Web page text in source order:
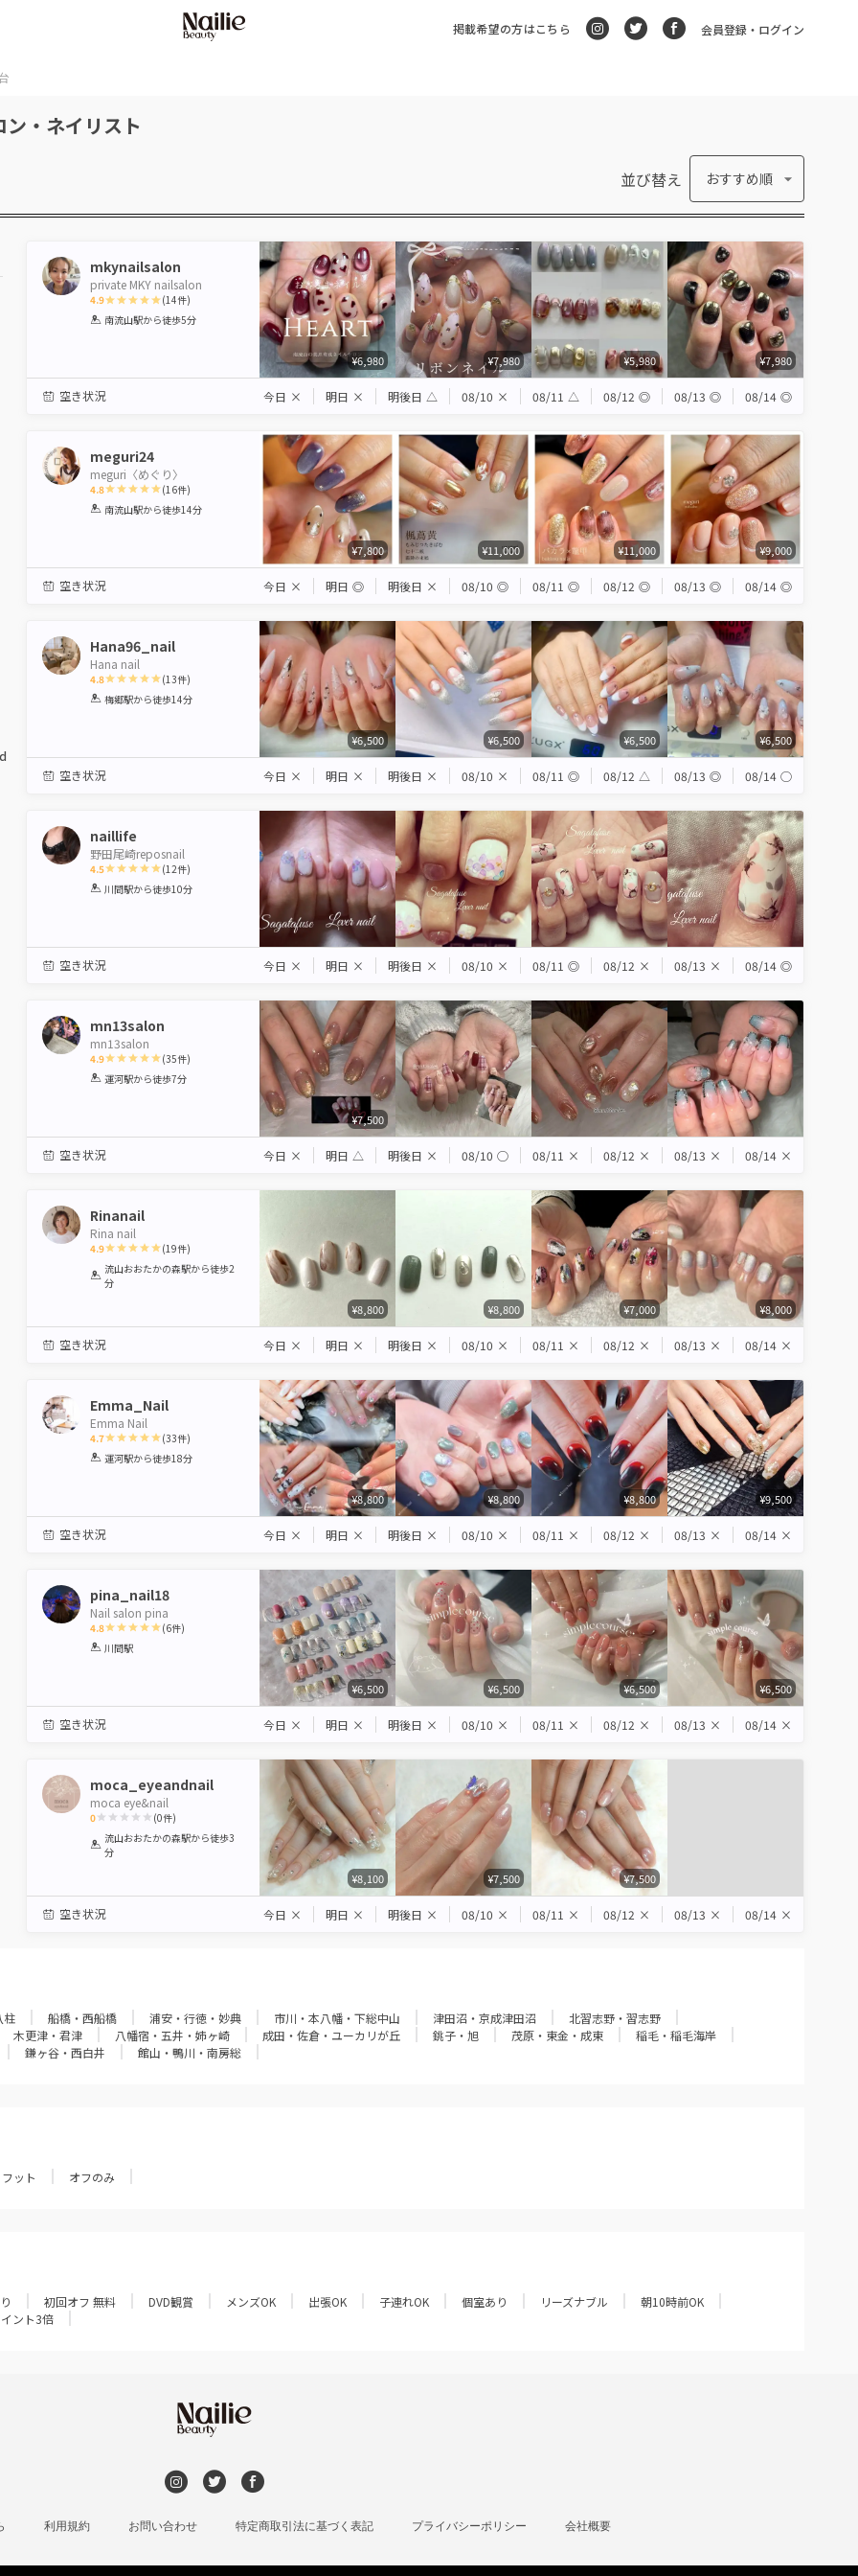
掲載希望の方はこちら 会員登録・ログイン
・ネイリスト
並び替え おすすめ順
mkynailsalon
private MKY nailsalon
4.9
1 2 3 4 5
(14件)
南流山駅から徒歩5分
¥6,980 ¥7,980 ¥5,980 ¥7,980
空き状況 今日 × 明日 × 明後日 △ 08/10 × 08/11 △ 08/12 ◎ 08/13 ◎ 08/14 ◎
meguri24
meguri〈めぐり〉
4.8
1 2 3 4 5
(16件)
南流山駅から徒歩14分
¥7,800 ¥11,000 ¥11,000 ¥9,000
空き状況 今日 × 明日 ◎ 明後日 × 08/10 ◎ 08/11 ◎ 08/12 ◎ 08/13 ◎ 08/14 ◎
Hana96_nail
Hana nail
4.8
1 2 3 4 5
(13件)
梅郷駅から徒歩14分
¥6,500 ¥6,500 ¥6,500 ¥6,500
空き状況 今日 × 明日 × 明後日 × 08/10 × 08/11 ◎ 08/12 △ 08/13 ◎ 08/14 ◯
naillife
野田尾崎reposnail
4.5
1 2 3 4 5
(12件)
川間駅から徒歩10分
空き状況 今日 × 明日 × 明後日 × 08/10 × 08/11 ◎ 08/12 × 08/13 × 08/14 ◎
mn13salon
mn13salon
4.9
1 2 3 4 5
(35件)
運河駅から徒歩7分
¥7,500
空き状況 今日 × 明日 △ 明後日 × 08/10 ◯ 08/11 × 08/12 × 08/13 × 08/14 ×
Rinanail
Rina nail
4.9
1
Star
2 3 4 5
(19件)
流山おおたかの森駅から徒歩2
分
¥8,800 ¥8,800 ¥7,000 ¥8,000
空き状況 今日 × 明日 × 明後日 × 08/10 × 08/11 × 08/12 × 08/13 × 08/14 ×
Emma_Nail
Emma Nail
4.7
1 2 3 4 5
(33件)
運河駅から徒歩18分
¥8,800 ¥8,800 ¥8,800 ¥9,500
空き状況 今日 × 明日 × 明後日 × 08/10 × 08/11 × 08/12 × 08/13 × 08/14 ×
pina_nail18
Nail salon pina
4.8
1 2 3
(6件)
川間駅
¥6,500 ¥6,500 ¥6,500 ¥6,500
空き状況 今日 × 明日 × 明後日 × 08/10 × 08/11 × 08/12 × 08/13 × 08/14 ×
moca_eyeandnail
moca eye&nail
0
1
Star
2
Stars
3 4 5
(0件)
流山おおたかの森駅から徒歩3
分
¥8,100 ¥7,500 ¥7,500
空き状況 今日 × 明日 × 明後日 × 08/10 × 08/11 × 08/12 × 08/13 × 08/14 ×
柱 船橋・西船橋 浦安・行徳・妙典 市川・本八幡・下総中山 津田沼・京成津田沼
北習志野・習志野
木更津・君津 八幡宿・五井・姉ヶ崎 成田・佐倉・ユーカリが丘 銚子・旭 茂原・東金・成東
稲毛・稲毛海岸
鎌ヶ谷・西白井 館山・鴨川・南房総
フット オフのみ
初回オフ 無料 DVD観賞 メンズOK 出張OK 子連れOK 個室あり リーズナブル
朝10時前OK
ント3倍
利用規約 お問い合わせ 特定商取引法に基づく表記 プライバシーポリシー 会社概要